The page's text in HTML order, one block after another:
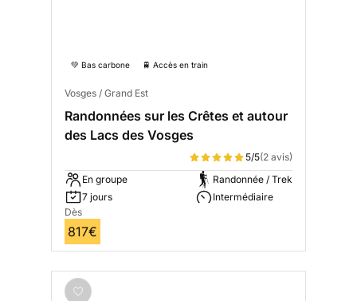
💚 Bas carbone 🚆 Accès en train
Vosges / Grand Est
Randonnées sur les Crêtes et autour
des Lacs des Vosges
5/5(2 avis)
En groupe
7 jours
Randonnée / Trek
Intermédiaire
Dès
817€